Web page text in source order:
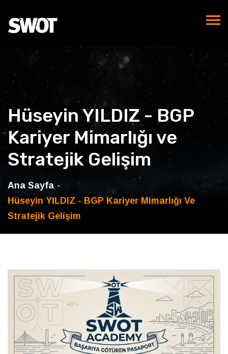
Hüseyin YILDIZ - BGP
Kariyer Mimarlığı ve
Stratejik Gelişim
Ana Sayfa
Hüseyin YILDIZ - BGP Kariyer Mimarlığı Ve
Stratejik Gelişim